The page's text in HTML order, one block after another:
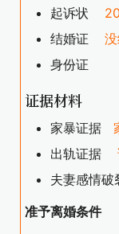
起诉状
结婚证
身份证
证据材料
家暴证据
出轨证据
夫妻感情
准予离婚条件